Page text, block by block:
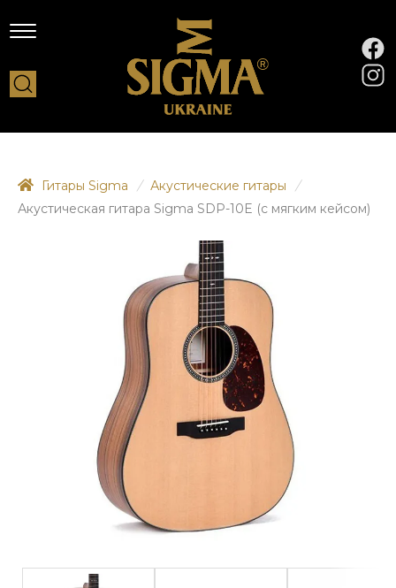
Гитары Sigma / Акустические гитары
/
Акустическая гитара Sigma SDP-10E (с мягким кейсом)